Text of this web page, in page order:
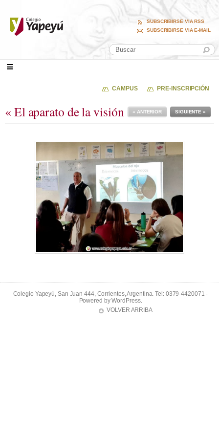
SUBSCRIBIRSE VIA RSS
SUBSCRIBIRSE VIA E-MAIL
CAMPUS PRE-INSCRIPCIÓN
« El aparato de la visión SIGUIENTE »
« ANTERIOR
Colegio Yapeyú, San Juan 444, Corrientes, Argentina. Tel: 0379-4420071 -
Powered byWordPress.
VOLVER ARRIBA